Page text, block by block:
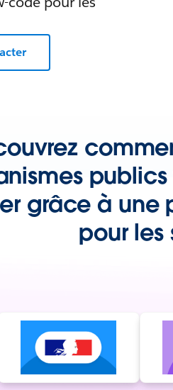
grâce à une
pour les